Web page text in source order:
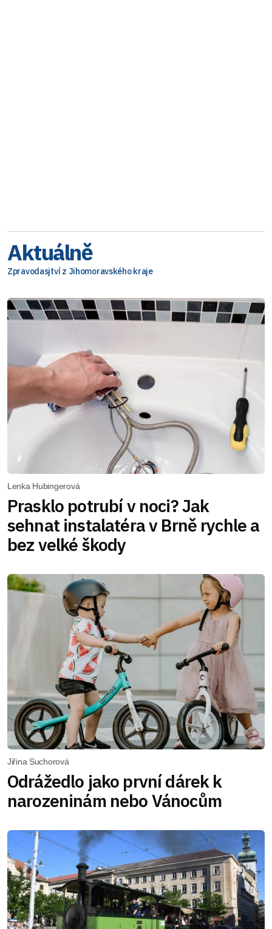
Aktuálně
Zpravodasjtví z Jihomoravského kraje
Lenka Hubingerová
Prasklo potrubí v noci? Jak
sehnat instalatéra v Brně rychle a
bez velké škody
Jiřina Suchorová
Odrážedlo jako první dárek k
narozeninám nebo Vánocům